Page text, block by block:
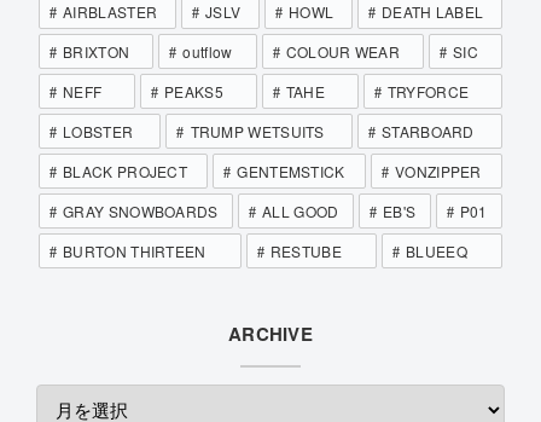
AIRBLASTER
JSLV HOWL
DEATH LABEL
BRIXTON
outflow COLOUR WEAR
SIC
NEFF
PEAKS5 TAHE
TRYFORCE
LOBSTER
TRUMP WETSUITS
STARBOARD
BLACK PROJECT
GENTEMSTICK
VONZIPPER
GRAY SNOWBOARDS
ALL GOOD EB'S
P01
BURTON THIRTEEN
RESTUBE BLUEEQ
ARCHIVE